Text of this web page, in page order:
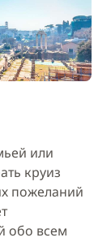
или
круиз
пожеланий
обо всем